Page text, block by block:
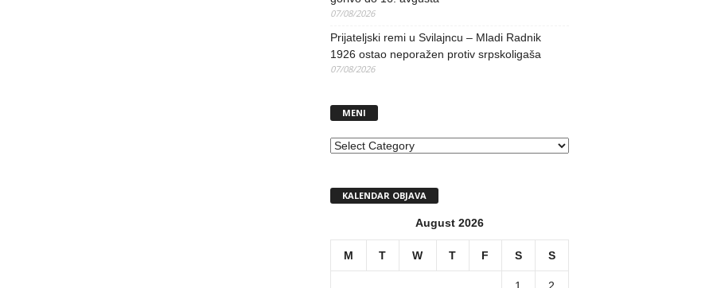
07/08/2026
Prijateljski remi u Svilajncu – Mladi Radnik
1926 ostao neporažen protiv srpskoligaša
07/08/2026
MENI
MENI
KALENDAR OBJAVA
August 2026
M T W T F S S
1 2